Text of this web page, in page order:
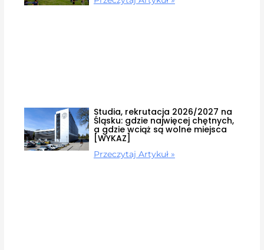
Studia, rekrutacja 2026/2027 na
Śląsku: gdzie najwięcej chętnych,
a gdzie wciąż są wolne miejsca
[WYKAZ]
Przeczytaj Artykuł »